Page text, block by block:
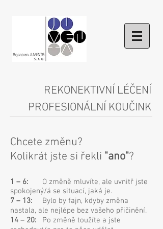
PROFESIONÁLNÍ KOUČINK
REKONEKTIVNÍ LÉČENÍ
Chcete změnu?
Kolikrát jste si řekli "ano"?
1 – 6:
O změně mluvíte, ale uvnitř jste
spokojený/á se situací, jaká je.
7 – 13:
Bylo by fajn, kdyby změna
nastala, ale nejlépe bez vašeho přičinění.
14 – 20: Po změně toužíte a jste